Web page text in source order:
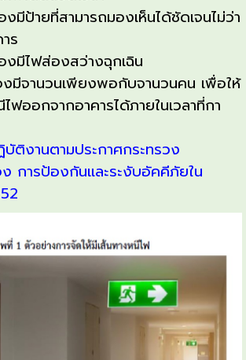
งมีป้ายที่สามารถมองเห็นได้ชัดเจนไม่ว่า
ร
งมีไฟส่องสว่างฉุกเฉิน
มีจานวนเพียงพอกับจานวนคน เพื่อให้
ออกจากอาคารได้ภายในเวลาที่กา
ติงานตามประกาศกระทรวง
การป้องกันและระงับอัคคีภัยใน